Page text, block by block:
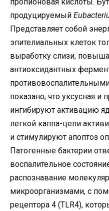
продуцируемый
Представляет собой
эпителиальных клеток
выработку слизи,
антиоксидантных
показано, что уксусная и
ингибируют активацию
легкой каппа-цепи
и стимулируют апоптоз
Патогенные бактерии
воспалительное
распознавание
микроорганизмами, с
рецептора 4 (TLR4),